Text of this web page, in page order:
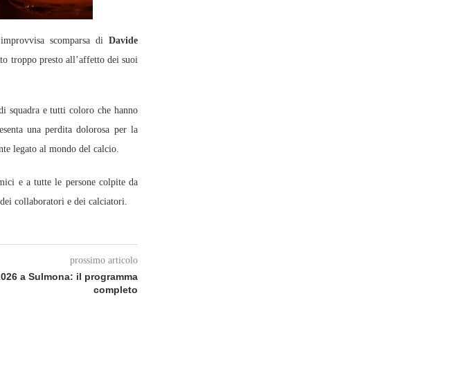
scomparsa di Davide
troppo presto all’affetto dei suoi
squadra e tutti coloro che hanno
una perdita dolorosa per la
legato al mondo del calcio.
e a tutte le persone colpite da
collaboratori e dei calciatori.
prossimo articolo
a Sulmona: il programma
completo